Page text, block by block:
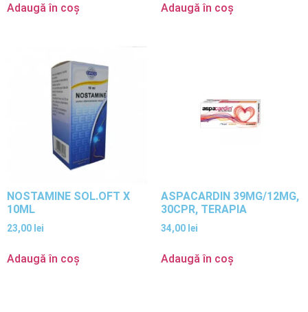
Adaugă în coș Adaugă în coș
NOSTAMINE SOL.OFT X
10ML
23,00 lei
Adaugă în coș
ASPACARDIN 39MG/12MG,
30CPR, TERAPIA
34,00 lei
Adaugă în coș